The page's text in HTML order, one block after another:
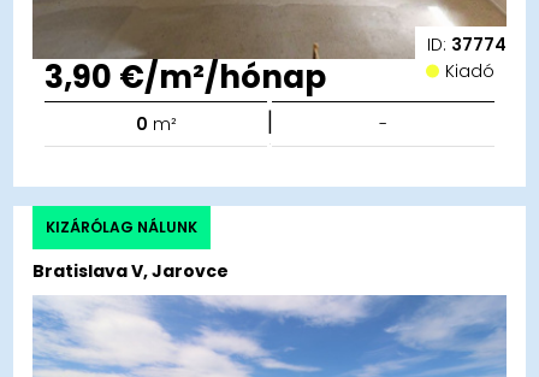
ID: 37774
3,90 €/m²/hónap Kiadó
0 m² | -
Bratislava V, Jarovce
KIZÁRÓLAG NÁLUNK